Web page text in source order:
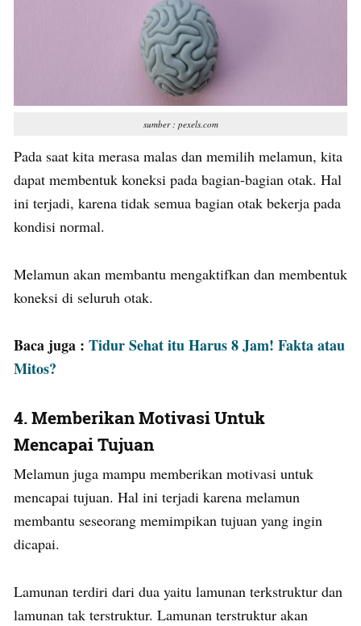
sumber : pexels.com
Pada saat kita merasa malas dan memilih melamun, kita
dapat membentuk koneksi pada bagian-bagian otak. Hal
ini terjadi, karena tidak semua bagian otak bekerja pada
kondisi normal.
Melamun akan membantu mengaktifkan dan membentuk
koneksi di seluruh otak.
Baca juga : Tidur Sehat itu Harus 8 Jam! Fakta atau
Mitos?
4. Memberikan Motivasi Untuk
Mencapai Tujuan
Melamun juga mampu memberikan motivasi untuk
mencapai tujuan. Hal ini terjadi karena melamun
membantu seseorang memimpikan tujuan yang ingin
dicapai.
Lamunan terdiri dari dua yaitu lamunan terkstruktur dan
lamunan tak terstruktur. Lamunan terstruktur akan